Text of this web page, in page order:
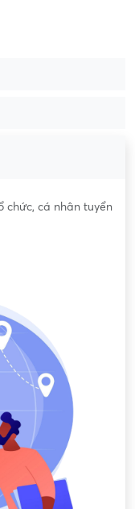
chức, cá nhân tuyển